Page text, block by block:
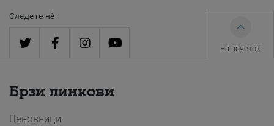
Следете нè
На почеток
Брзи линкови
Ценовници